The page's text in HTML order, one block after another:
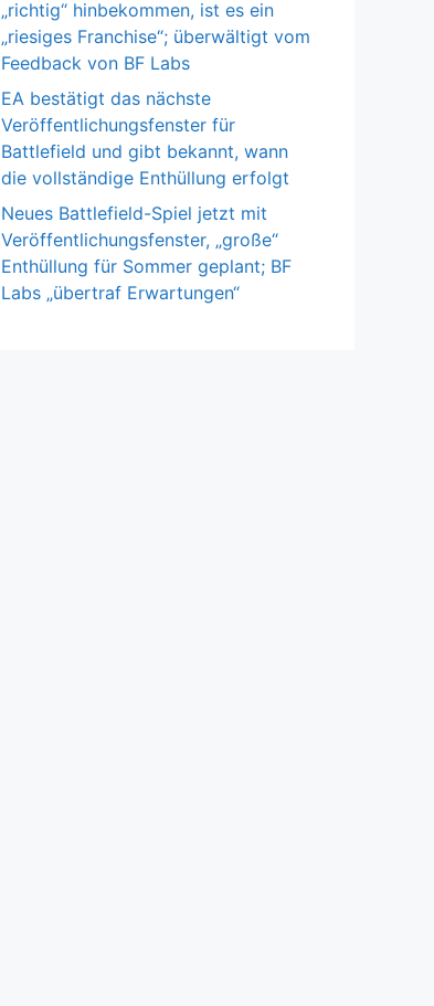
„richtig“ hinbekommen, ist es ein
„riesiges Franchise“; überwältigt vom
Feedback von BF Labs
EA bestätigt das nächste
Veröffentlichungsfenster für
Battlefield und gibt bekannt, wann
die vollständige Enthüllung erfolgt
Neues Battlefield-Spiel jetzt mit
Veröffentlichungsfenster, „große“
Enthüllung für Sommer geplant; BF
Labs „übertraf Erwartungen“